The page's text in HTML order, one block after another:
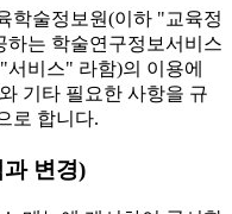
학술정보원(이하 "교육정
하는 학술연구정보서비스
비스" 라함)의 이용에
기타 필요한 사항을 규
로 합니다.
변경)